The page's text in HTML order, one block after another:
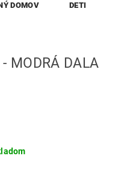
DOMOV DETI
MODRÁ DALA